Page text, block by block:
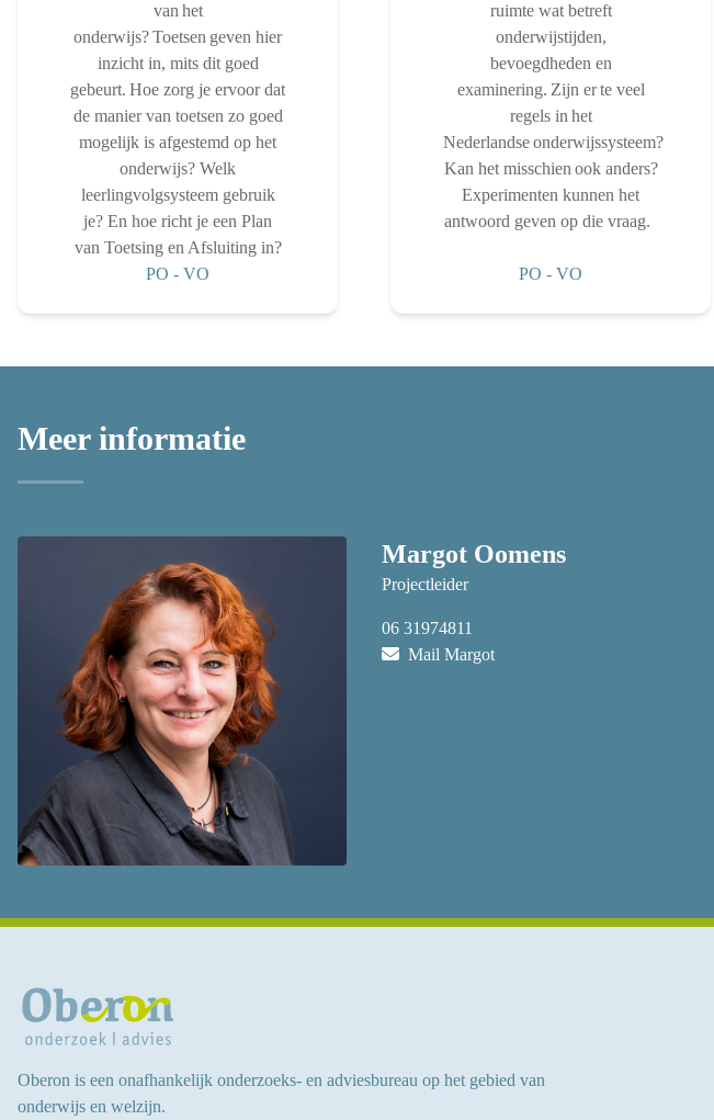
van het
onderwijs? Toetsen geven hier
inzicht in, mits dit goed
gebeurt. Hoe zorg je ervoor dat
de manier van toetsen zo goed
mogelijk is afgestemd op het
onderwijs? Welk
leerlingvolgsysteem gebruik
je? En hoe richt je een Plan
van Toetsing en Afsluiting in?
PO - VO
ruimte wat betreft
onderwijstijden,
bevoegdheden en
examinering. Zijn er te veel
regels in het
Nederlandse onderwijssysteem?
Kan het misschien ook anders?
Experimenten kunnen het
antwoord geven op die vraag.
PO - VO
Meer informatie
Margot Oomens
Projectleider
06 31974811
Mail Margot
Oberon is een onafhankelijk onderzoeks- en adviesbureau op het gebied van
onderwijs en welzijn.